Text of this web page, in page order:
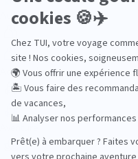
Actif
Adult only